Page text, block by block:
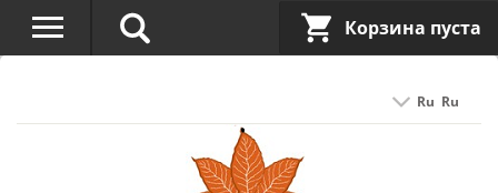
Ru Ru
Корзина пуста